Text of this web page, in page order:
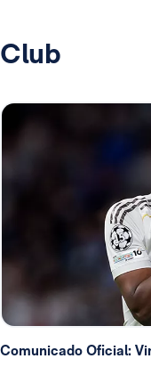
Club
Comunicado Oficial: